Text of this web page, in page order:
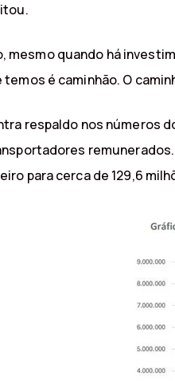
mesmo quando há
é caminhão. O
respaldo nos números
para cerca de 129,6